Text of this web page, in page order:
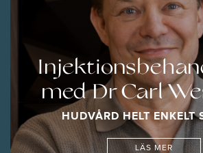
med Dr Carl
HUDVÅRD HELT ENKELT
LÄS MER